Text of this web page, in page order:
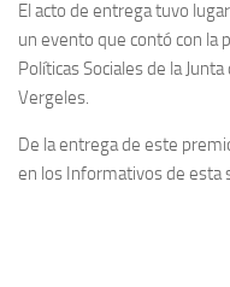
El acto de entrega tuvo
un evento que contó con la
Políticas Sociales de la
Vergeles.
De la entrega de este
en los Informativos de esta